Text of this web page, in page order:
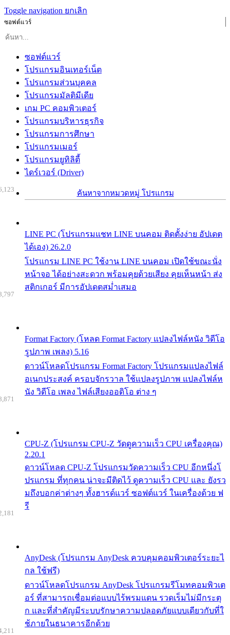
Toggle navigation ยกเลิก
ซอฟต์แวร์
ซอฟต์แวร์
โปรแกรมอินเทอร์เน็ต
โปรแกรมส่วนบุคคล
โปรแกรมมัลติมีเดีย
เกม PC คอมพิวเตอร์
โปรแกรมบริหารธุรกิจ
โปรแกรมการศึกษา
โปรแกรมเมอร์
โปรแกรมยูทิลิตี้
ไดร์เวอร์ (Driver)
ค้นหาจากหมวดหมู่ โปรแกรม
LINE PC (โปรแกรมแชท LINE บนคอม ติดตั้งง่าย อัปเดต
ได้เอง) 26.2.0
โปรแกรม LINE PC ใช้งาน LINE บนคอม เปิดใช้ขณะนั่ง
หน้าจอ ได้อย่างสะดวก พร้อมคุยด้วยเสียง คุยเห็นหน้า ส่ง
สติกเกอร์ มีการอัปเดตสม่ำเสมอ
Format Factory (โหลด Format Factory แปลงไฟล์หนัง วิดีโอ
รูปภาพ เพลง) 5.16
ดาวน์โหลดโปรแกรม Format Factory โปรแกรมแปลงไฟล์
อเนกประสงค์ ครอบจักรวาล ใช้แปลงรูปภาพ แปลงไฟล์ห
นัง วิดีโอ เพลง ไฟล์เสียงออดิโอ ต่าง ๆ
CPU-Z (โปรแกรม CPU-Z วัดดูความเร็ว CPU เครื่องคุณ)
2.20.1
ดาวน์โหลด CPU-Z โปรแกรมวัดความเร็ว CPU อีกหนึ่งโ
ปรแกรม ที่ทุกคน น่าจะมีติดไว้ ดูความเร็ว CPU และ ยังรว
มถึงบอกค่าต่างๆ ทั้งฮารด์แวร์ ซอฟต์แวร์ ในเครื่องด้วย ฟ
รี
AnyDesk (โปรแกรม AnyDesk ควบคุมคอมพิวเตอร์ระยะไ
กล ใช้ฟรี)
ดาวน์โหลดโปรแกรม AnyDesk โปรแกรมรีโมทคอมพิวเต
อร์ ที่สามารถเชื่อมต่อแบบไร้พรมแดน รวดเร็มไม่มีกระตุ
ก และที่สำคัญมีระบบรักษาความปลอดภัยแบบเดียวกับที่ใ
ช้ภายในธนาคารอีกด้วย